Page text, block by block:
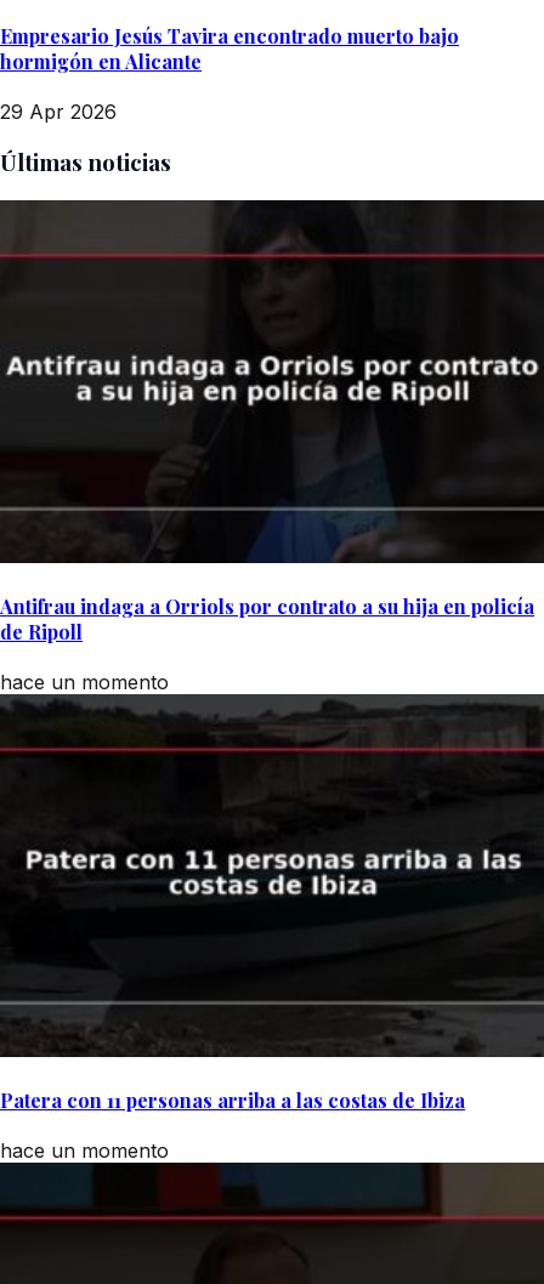
Empresario Jesús Tavira encontrado muerto bajo
hormigón en Alicante
29 Apr 2026
Últimas noticias
Antifrau indaga a Orriols por contrato a su hija en policía
de Ripoll
hace un momento
Patera con 11 personas arriba a las costas de Ibiza
hace un momento